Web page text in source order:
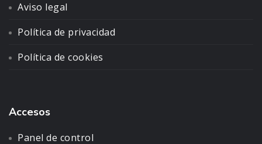
Aviso legal
Política de privacidad
Política de cookies
Accesos
Panel de control